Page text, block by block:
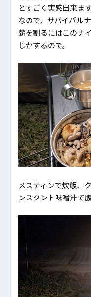
とすごく実感出来ます
なので、サバイバル
薪を割るにはこのナ
じがするので。
メスティンで炊飯、
ンスタント味噌汁で